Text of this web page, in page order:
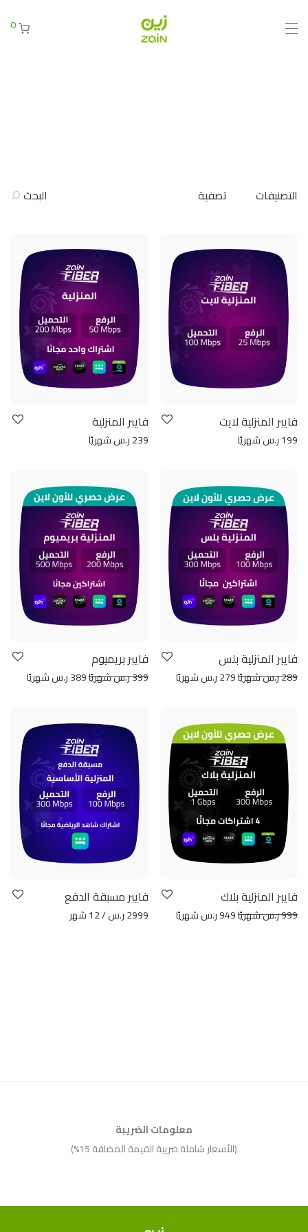
0
التصنيفات تصفية البحث
فايبر المنزلية لايت
199 ر.س شهريًا
فايبر المنزلية
239 ر.س شهريًا
فايبر المنزلية بلس
289 ر.س شهريًا
فايبر بريميوم
399 ر.س شهريًا
فايبر المنزلية بلاك
999 ر.س شهريًا
فايبر مسبقة الدفع
2999 ر.س / 12 شهر
معلومات الضريبة
(الأسعار شاملة ضريبة القيمة المضافة 15%)